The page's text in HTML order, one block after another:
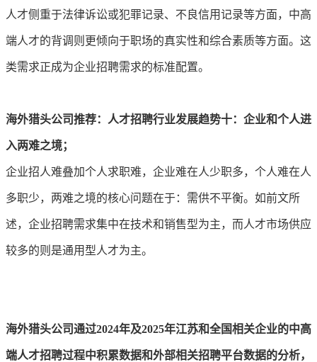
人才侧重于法律诉讼或犯罪记录、不良信用记录等方面，中高
端人才的背调则更倾向于职场的真实性和综合素质等方面。这
类需求正成为企业招聘需求的标准配置。
海外猎头公司推荐：人才招聘行业发展趋势十：企业和个人进
入两难之境；
企业招人难叠加个人求职难，企业难在人少职多，个人难在人
多职少，两难之境的核心问题在于：需供不平衡。如前文所
述，企业招聘需求集中在技术和销售型为主，而人才市场供应
较多的则是通用型人才为主。
海外猎头公司通过2024年及2025年江苏和全国相关企业的中高
端人才招聘过程中积累数据和外部相关招聘平台数据的分析，